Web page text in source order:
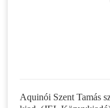
Aquinói Szent Tamás